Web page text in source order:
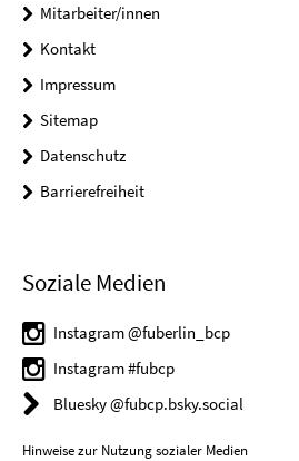
Mitarbeiter/innen
Kontakt
Impressum
Sitemap
Datenschutz
Barrierefreiheit
Soziale Medien
Instagram @fuberlin_bcp
Instagram #fubcp
Bluesky @fubcp.bsky.social
Hinweise zur Nutzung sozialer Medien